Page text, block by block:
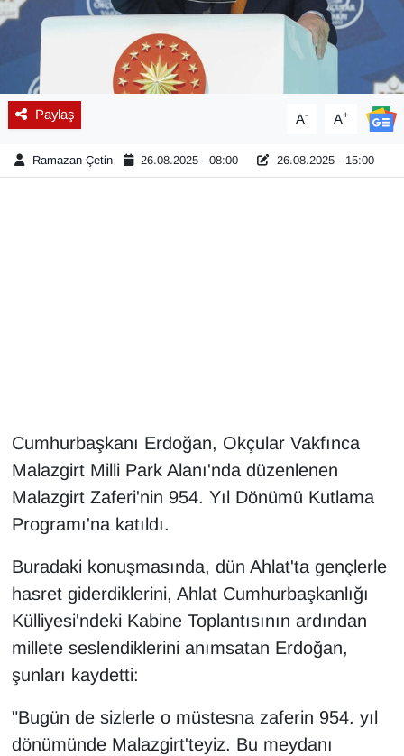
Paylaş A- A+
Ramazan Çetin 26.08.2025 - 08:00 26.08.2025 - 15:00
Cumhurbaşkanı Erdoğan, Okçular Vakfınca
Malazgirt Milli Park Alanı'nda düzenlenen
Malazgirt Zaferi'nin 954. Yıl Dönümü Kutlama
Programı'na katıldı.
Buradaki konuşmasında, dün Ahlat'ta gençlerle
hasret giderdiklerini, Ahlat Cumhurbaşkanlığı
Külliyesi'ndeki Kabine Toplantısının ardından
millete seslendiklerini anımsatan Erdoğan,
şunları kaydetti:
"Bugün de sizlerle o müstesna zaferin 954. yıl
dönümünde Malazgirt'teyiz. Bu meydanı
En çok konuşulanlar
GENEL
Kadın
Kamu Alımları
Kültür & Sanat
KURDÎ
MAGAZİN
MEDYA